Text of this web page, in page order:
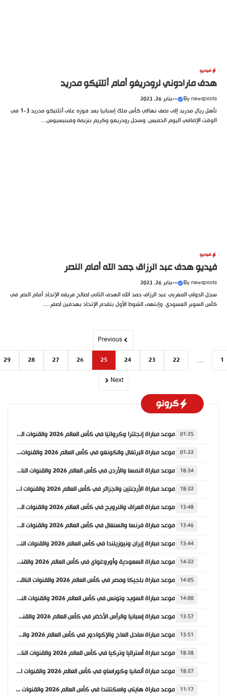
فيديو
هدف مارادوني لرودريغو أمام أتلتيكو مدريد
Bynewspoots
—يناير 26, 2023
تأهل ريال مدريد إلى نصف نهائي كأس ملك إسبانيا بعد فوزه على أتلتيكو مدريد 3-1 في
الوقت الإضافي اليوم الخميس. وسجل رودريغو وكريم بنزيمة وفينيسيوس....
فيديو
فيديو هدف عبد الرزاق جمد الله أمام النصر
Bynewspoots
—يناير 26, 2023
سجل الدولي المغربي عبد الرزاق حمد الله الهدف الثاني لصالح فريقه الإتحاد أمام النصر في
كأس السوبر العسودي. وإنتهى الشوط الأول بتقدم الإتحاد بهدفين لصفر.....
Previous
…
22
23
24
25
26
27
28
29
Next
كرونو
01:25 موعد مباراة إنجلترا وكرواتيا في كأس العالم 2026 والقنوات الناقلة
01:22 موعد مباراة البرتغال والكونغو في كأس العالم 2026 والقنوات الناقلة
18:34 موعد مباراة النمسا والأردن في كأس العالم 2026 والقنوات الناقلة
18:32 موعد مباراة الأرجنتين والجزائر في كأس العالم 2026 والقنوات الناقلة
13:48 موعد مباراة العراق والنرويج في كأس العالم 2026 والقنوات الناقلة
13:46 موعد مباراة فرنسا والسنغال في كأس العالم 2026 والقنوات الناقلة
13:44 موعد مباراة إيران ونيوزيلندا في كأس العالم 2026 والقنوات الناقلة
14:22 موعد مباراة السعودية وأوروغواي في كأس العالم 2026 والقنوات الناقلة
14:05 موعد مباراة بلجيكا ومصر في كأس العالم 2026 والقنوات الناقلة
14:00 موعد مباراة السويد وتونس في كأس العالم 2026 والقنوات الناقلة
13:57 موعد مباراة إسبانيا والرأس الأخضر في كأس العالم 2026 والقنوات الناقلة
13:51 موعد مباراة ساحل العاج والإكوادور في كأس العالم 2026 والقنوات الناقلة
18:28 موعد مباراة أستراليا وتركيا في كأس العالم 2026 والقنوات الناقلة
18:27 موعد مباراة ألمانيا وكوراساو في كأس العالم 2026 والقنوات الناقلة
11:17 موعد مباراة هايتي واسكتلندا في كأس العالم 2026 والقنوات الناقلة